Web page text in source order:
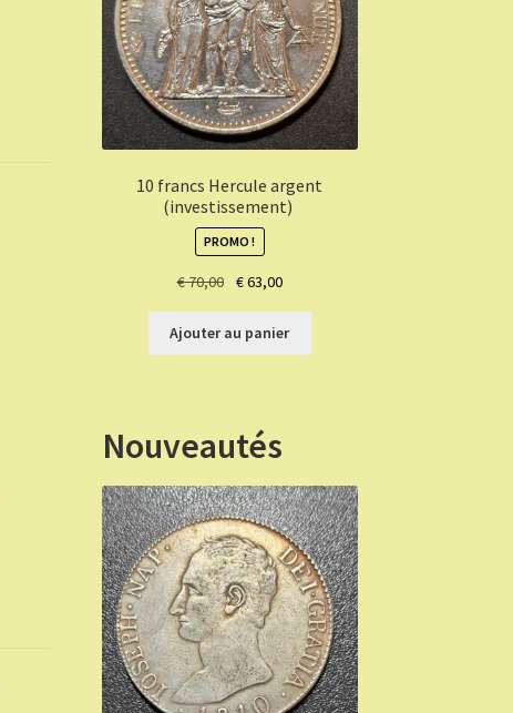
10 francs Hercule argent
(investissement)
PROMO !
€70,00
Le
initial
était :
€63,00Le
actuel
est :
Ajouter au panier
Nouveautés